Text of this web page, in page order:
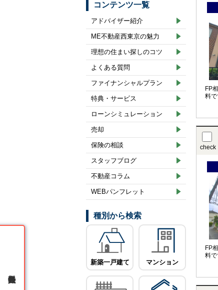
FP
料
check
FP
料
コンテンツ一覧
アドバイザー紹介
ME不動産西東京の魅力
理想の住まい探しのコツ
よくある質問
ファイナンシャルプラン
特典・サービス
ローンシミュレーション
売却
保険の相談
スタッフブログ
不動産コラム
WEBパンフレット
種別から検索
新築一戸建て マンション